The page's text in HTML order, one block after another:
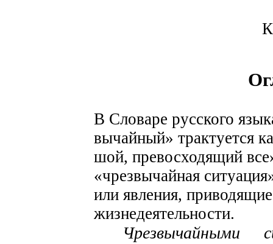
В Словаре русского
вычайный» трактуется
шой, превосходящий
«чрезвычайная
или явления,
жизнедеятельности.
Чрезвычайными